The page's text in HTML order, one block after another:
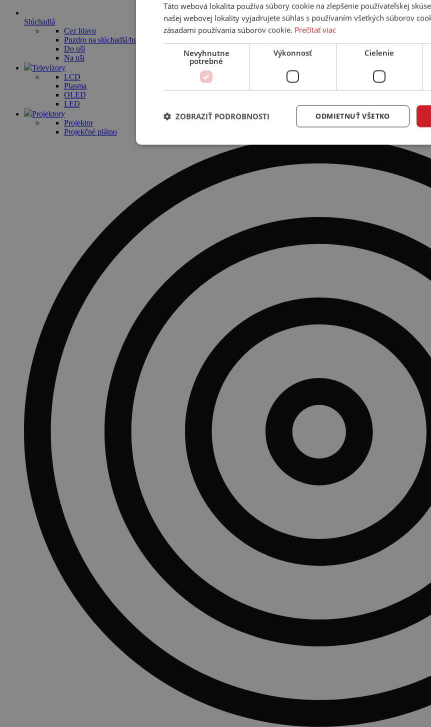
Slúchadlá
Cez hlavu
Puzdro na slúchadlá/hudobný systém
Do uší
Na uši
Televízory
LCD
Plasma
OLED
LED
Projektory
Projektor
Projekčné plátno
Táto webová lokalita používa súbory cookie na zlepšenie používateľskej
našej webovej lokality vyjadrujete súhlas s používaním všetkých súborov
zásadami používania súborov cookie. Prečítať viac
Nevyhnutne
potrebné
Výkonnosť Cielenie
ODMIETNUŤ VŠETKO
ZOBRAZIŤ PODROBNOSTI